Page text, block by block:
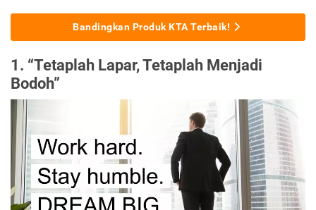
Bandingkan Produk KTA Terbaik!
1. “Tetaplah Lapar, Tetaplah Menjadi
Bodoh”